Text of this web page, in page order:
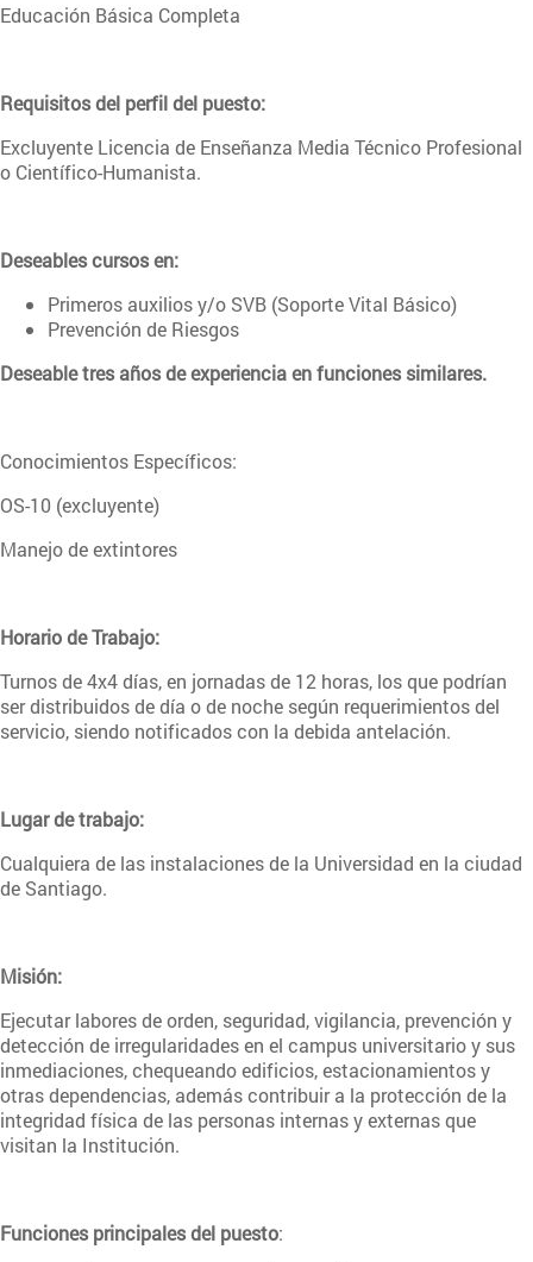
Educación Básica Completa
Requisitos del perfil del puesto:
Excluyente Licencia de Enseñanza Media Técnico Profesional
o Científico-Humanista.
Deseables cursos en:
Primeros auxilios y/o SVB (Soporte Vital Básico)
Prevención de Riesgos
Deseable tres años de experiencia en funciones similares.
Conocimientos Específicos:
OS-10 (excluyente)
Manejo de extintores
Horario de Trabajo:
Turnos de 4x4 días, en jornadas de 12 horas, los que podrían
ser distribuidos de día o de noche según requerimientos del
servicio, siendo notificados con la debida antelación.
Lugar de trabajo:
Cualquiera de las instalaciones de la Universidad en la ciudad
de Santiago.
Misión:
Ejecutar labores de orden, seguridad, vigilancia, prevención y
detección de irregularidades en el campus universitario y sus
inmediaciones, chequeando edificios, estacionamientos y
otras dependencias, además contribuir a la protección de la
integridad física de las personas internas y externas que
visitan la Institución.
Funciones principales del puesto: